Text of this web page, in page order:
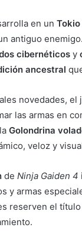
en un
antiguo
cibernéticosy
ancestral
novedades, el
las armas en
Golondrina
veloz y
de Ninja Gaiden 4
y armas
reserven el